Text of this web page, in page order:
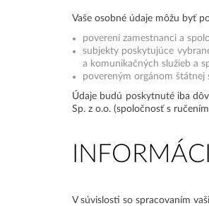
Vaše osobné údaje môžu byť
poverení zamestnanci a
subjekty poskytujúce
a komunikačných služieb a
povereným orgánom
Údaje budú poskytnuté iba
Sp. z o.o. (spoločnosť s
V súvislosti so spracovaním